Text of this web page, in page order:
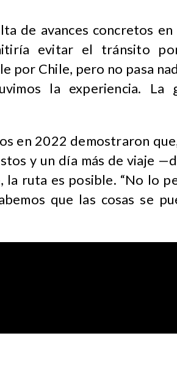
de avances concretos en
evitar el tránsito
por Chile, pero no pasa
la experiencia. La
en 2022 demostraron
y un día más de viaje
ruta es posible. “No lo
que las cosas se